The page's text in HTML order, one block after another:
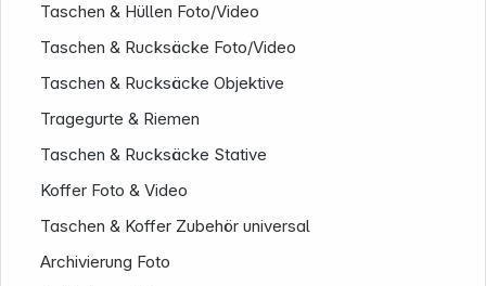
Taschen & Hüllen Foto/Video
Taschen & Rucksäcke Foto/Video
Taschen & Rucksäcke Objektive
Tragegurte & Riemen
Taschen & Rucksäcke Stative
Koffer Foto & Video
Taschen & Koffer Zubehör universal
Archivierung Foto